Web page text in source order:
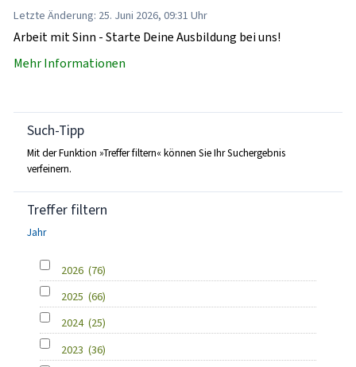
Letzte Änderung: 25. Juni 2026, 09:31 Uhr
Arbeit mit Sinn - Starte Deine Ausbildung bei uns!
Mehr Informationen
Such-Tipp
Mit der Funktion »Treffer filtern« können Sie Ihr Suchergebnis
verfeinern.
Treffer filtern
Jahr
2026 (76)
2025 (66)
2024 (25)
2023 (36)